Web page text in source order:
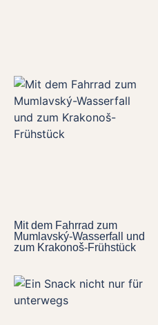
Mit dem Fahrrad zum
Mumlavský-Wasserfall und
zum Krakonoš-Frühstück